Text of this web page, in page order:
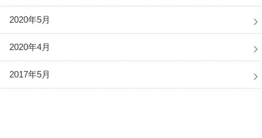
2020年5月
2020年4月
2017年5月